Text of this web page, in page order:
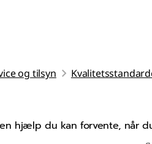
og tilsyn
hjælp du kan forvente, når